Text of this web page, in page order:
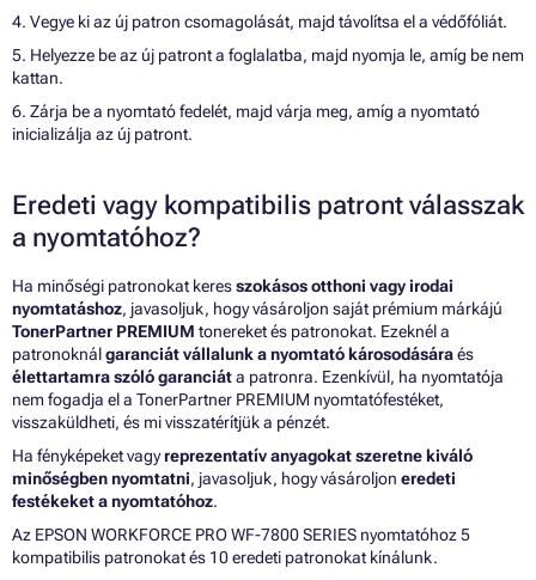
4. Vegye ki az új patron csomagolását, majd távolítsa el a védőfóliát.
5. Helyezze be az új patront a foglalatba, majd nyomja le, amíg be nem
kattan.
6. Zárja be a nyomtató fedelét, majd várja meg, amíg a nyomtató
inicializálja az új patront.
Eredeti vagy kompatibilis patront válasszak
a nyomtatóhoz?
Ha minőségi patronokat keresszokásos otthoni vagy irodai
nyomtatáshoz, javasoljuk, hogy vásároljon saját prémium márkájú
TonerPartner PREMIUM tonereket és patronokat. Ezeknél a
patronoknálgaranciát vállalunk a nyomtató károsodásáraés
élettartamra szóló garanciáta patronra. Ezenkívül, ha nyomtatója
nem fogadja el a TonerPartner PREMIUM nyomtatófestéket,
visszaküldheti, és mi visszatérítjük a pénzét.
Ha fényképeket vagyreprezentatív anyagokat szeretne kiváló
minőségben nyomtatni, javasoljuk, hogy vásároljon eredeti
festékeket a nyomtatóhoz.
Az EPSON WORKFORCE PRO WF-7800 SERIES nyomtatóhoz 5
kompatibilis patronokat és 10 eredeti patronokat kínálunk.